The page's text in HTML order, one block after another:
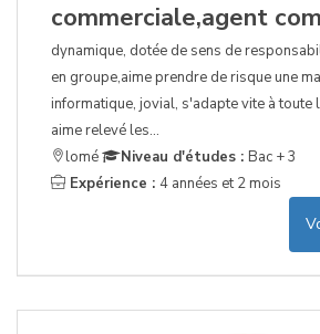
commerciale,agent
dynamique, dotée de sens de
en groupe,aime prendre de risque une
informatique, jovial, s'adapte vite à toute
aime relevé les...
lomé
Niveau d'études : Bac + 3
Expérience : 4 années et 2 mois